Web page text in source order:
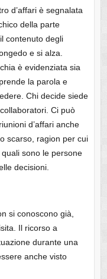
d’affari è segnalata
della parte
contenuto degli
e si alza.
è evidenziata sia
la parola e
Chi decide siede
Ci può
d’affari anche
scarso, ragion per cui
sono le persone
decisioni.
si conoscono già,
Il ricorso a
durante una
anche visto